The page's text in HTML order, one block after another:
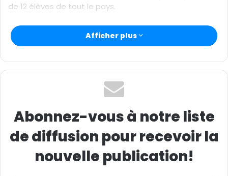
de 12 élèves de tout le pays.
Afficher plus
Abonnez-vous à notre liste
de diffusion pour recevoir la
nouvelle publication!